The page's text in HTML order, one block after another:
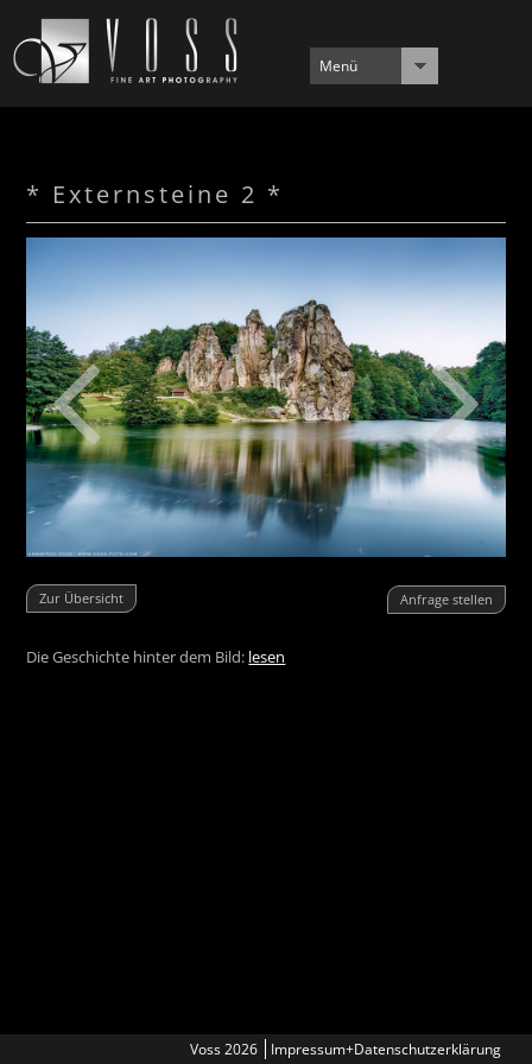
Menü
* Externsteine 2 *
Zur Übersicht Anfrage stellen
Die Geschichte hinter dem Bild: lesen
Voss 2026 Impressum+Datenschutzerklärung